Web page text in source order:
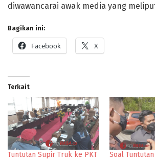
diwawancarai awak media yang
Bagikan ini:
Facebook X
Terkait
Tuntutan Supir Truk ke PKT
Soal